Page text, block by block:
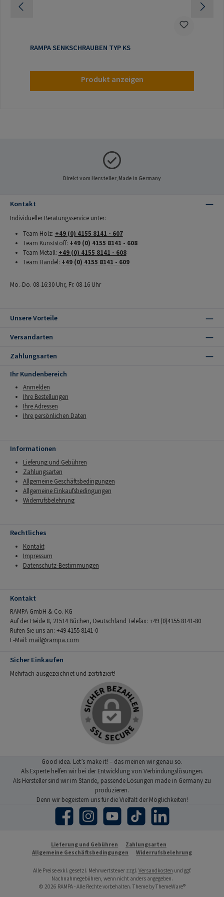
RAMPA SENKSCHRAUBEN TYP KS
Produkt anzeigen
Direkt vom Hersteller, Made in Germany
Kontakt
Individueller Beratungsservice unter:
Team Holz: +49 (0) 4155 8141 - 607
Team Kunststoff: +49 (0) 4155 8141 - 608
Team Metall: +49 (0) 4155 8141 - 608
Team Handel: +49 (0) 4155 8141 - 609
Mo.-Do. 08-16:30 Uhr, Fr. 08-16 Uhr
Unsere Vorteile
Versandarten
Zahlungsarten
Ihr Kundenbereich
Anmelden
Ihre Bestellungen
Ihre Adressen
Ihre persönlichen Daten
Informationen
Lieferung und Gebühren
Zahlungsarten
Allgemeine Geschäftsbedingungen
Allgemeine Einkaufsbedingungen
Widerrufsbelehrung
Rechtliches
Kontakt
Impressum
Datenschutz-Bestimmungen
Kontakt
RAMPA GmbH & Co. KG
Auf der Heide 8, 21514 Büchen, Deutschland Telefax: +49 (0)4155 8141-80
Rufen Sie uns an: +49 4155 8141-0
E-Mail: mail@rampa.com
Sicher Einkaufen
Mehrfach ausgezeichnet und zertifiziert!
Good idea. Let’s make it! – das meinen wir genau so.
Als Experte helfen wir bei der Entwicklung von Verbindungslösungen.
Als Hersteller sind wir im Stande, passende Lösungen made in Germany zu
produzieren.
Denn wir begeistern uns für die Vielfalt der Möglichkeiten!
Facebook Instagram YouTube TikTok LinkedIn
Lieferung und Gebühren
Zahlungsarten
Allgemeine Geschäftsbedingungen
Widerrufsbelehrung
Alle Preise exkl. gesetzl. Mehrwertsteuer zzgl. Versandkosten und ggf.
Nachnahmegebühren, wenn nicht anders angegeben.
© 2026 RAMPA - Alle Rechte vorbehalten. Theme byThemeWare®